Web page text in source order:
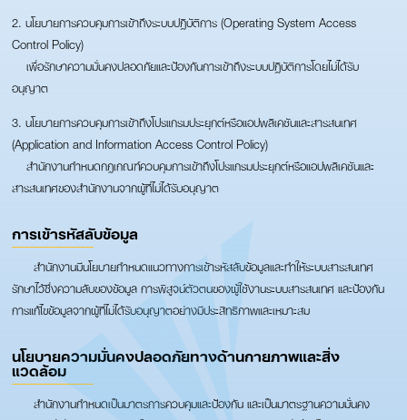
2. นโยบายการควบคุมการเข้าถึงระบบปฏิบัติการ (Operating System Access
Control Policy)
เพื่อรักษาความมั่นคงปลอดภัยและป้องกันการเข้าถึงระบบปฏิบัติการโดยไม่ได้รับ
อนุญาต
3. นโยบายการควบคุมการเข้าถึงโปรแกรมประยุกต์หรือแอปพลิเคชันและสารสนเทศ
(Application and Information Access Control Policy)
สำนักงานกำหนดกฎเกณฑ์ควบคุมการเข้าถึงโปรแกรมประยุกต์หรือแอปพลิเคชันและ
สารสนเทศของสำนักงานจากผู้ที่ไม่ได้รับอนุญาต
การเข้ารหัสลับข้อมูล
สำนักงานมีนโยบายกำหนดแนวทางการเข้ารหัสลับข้อมูลและทำให้ระบบสารสนเทศ
รักษาไว้ซึ่งความลับของข้อมูล การพิสูจน์ตัวตนของผู้ใช้งานระบบสารสนเทศ และป้องกัน
การแก้ไขข้อมูลจากผู้ที่ไม่ได้รับอนุญาตอย่างมีประสิทธิภาพและเหมาะสม
นโยบายความมั่นคงปลอดภัยทางด้านกายภาพและสิ่ง
แวดล้อม
สำนักงานกำหนดเป็นมาตรการควบคุมและป้องกัน และเป็นมาตรฐานความมั่นคง